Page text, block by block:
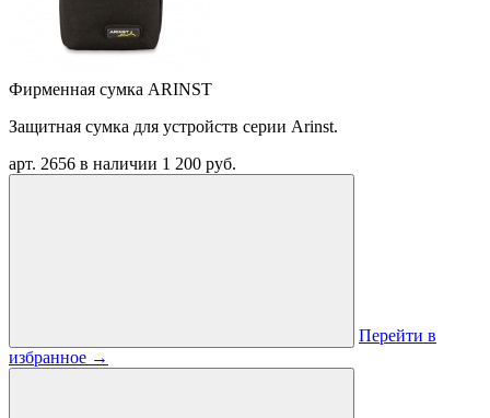
Фирменная сумка ARINST
Защитная сумка для устройств серии Arinst.
арт. 2656 в наличии 1 200 руб.
Перейти в
избранное →